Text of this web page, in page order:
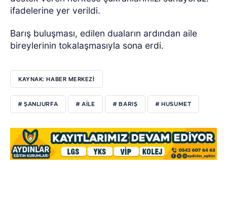
ifadelerine yer verildi.
Barış buluşması, edilen duaların ardından aile
bireylerinin tokalaşmasıyla sona erdi.
KAYNAK: HABER MERKEZİ
# ŞANLIURFA # AILE # BARIŞ # HUSUMET